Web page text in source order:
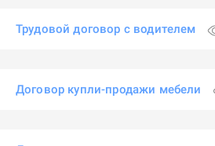
Трудовой договор с водителем
Договор купли-продажи мебели